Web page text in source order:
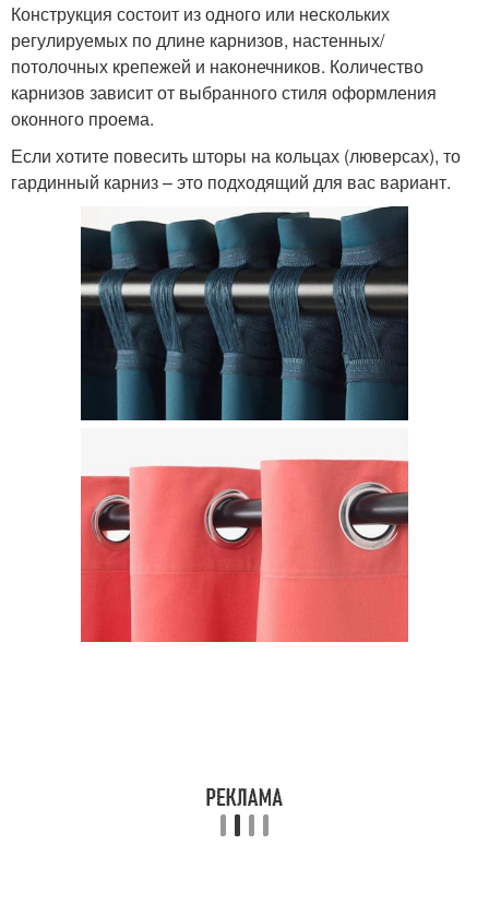
Конструкция состоит из одного или нескольких
регулируемых по длине карнизов, настенных/
потолочных крепежей и наконечников. Количество
карнизов зависит от выбранного стиля оформления
оконного проема.
Если хотите повесить шторы на кольцах (люверсах), то
гардинный карниз – это подходящий для вас вариант.